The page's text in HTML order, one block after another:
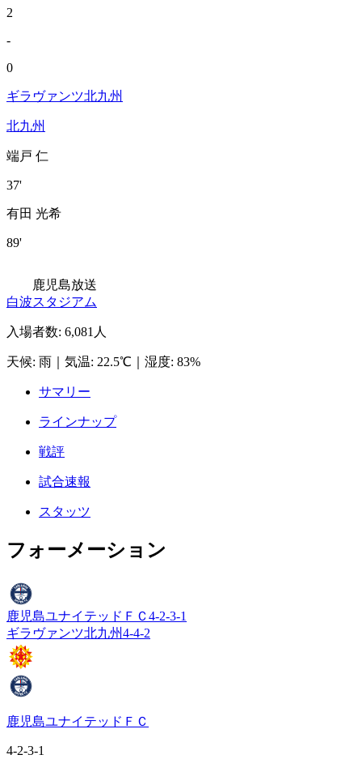
2
-
0
ギラヴァンツ北九州
北九州
端戸 仁
37'
有田 光希
89'
鹿児島放送
白波スタジアム
入場者数: 6,081人
天候: 雨 気温: 22.5℃ 湿度: 83%
サマリー
ラインナップ
戦評
試合速報
スタッツ
フォーメーション
鹿児島ユナイテッドＦＣ 4-2-3-1
ギラヴァンツ北九州4-4-2
鹿児島ユナイテッドＦＣ
4-2-3-1